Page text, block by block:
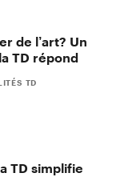
de l’art? Un
TD répond
TD
TD simplifie